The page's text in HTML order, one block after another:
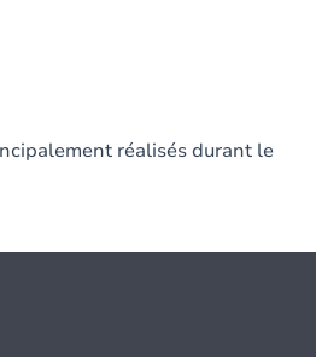
réalisés durant le